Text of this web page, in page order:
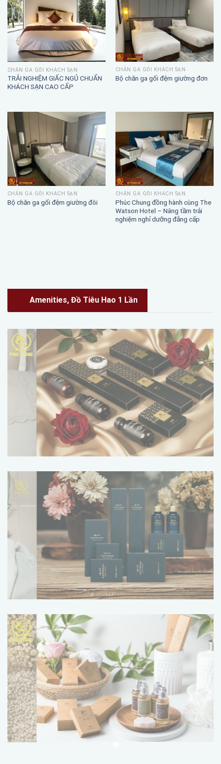
CHĂN GA GỐI KHÁCH SẠN
TRẢI NGHIỆM GIẤC NGỦ CHUẨN
KHÁCH SẠN CAO CẤP
CHĂN GA GỐI KHÁCH SẠN
Bộ chăn ga gối đệm giường đơn
CHĂN GA GỐI KHÁCH SẠN
Bộ chăn ga gối đệm giường đôi
CHĂN GA GỐI KHÁCH SẠN
Phúc Chung đồng hành cùng The
Watson Hotel – Nâng tầm trải
nghiệm nghỉ dưỡng đẳng cấp
Amenities, Đồ Tiêu Hao 1 Lần